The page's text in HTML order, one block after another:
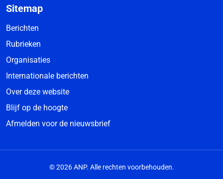
Sitemap
Berichten
Rubrieken
Organisaties
Internationale berichten
Over deze website
Blijf op de hoogte
Afmelden voor de nieuwsbrief
© 2026 ANP. Alle rechten voorbehouden.